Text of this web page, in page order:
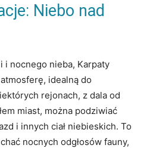
Niebo nad
i nocnego nieba, Karpaty
idealną do
rejonach, z dala od
miast, można podziwiać
i innych ciał niebieskich. To
nocnych odgłosów fauny,